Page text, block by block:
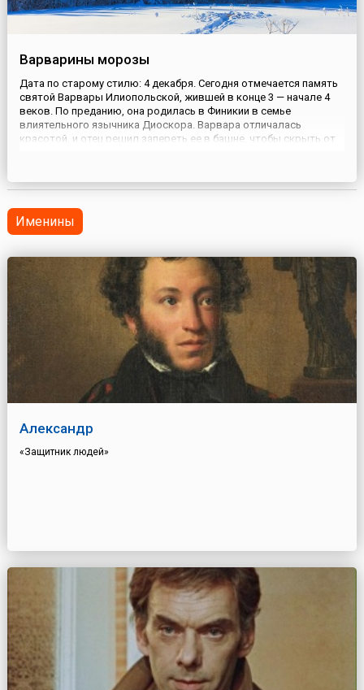
Варварины морозы
Дата по старому стилю: 4 декабря. Сегодня отмечается память
святой Варвары Илиопольской, жившей в конце 3 — начале 4
веков. По преданию, она родилась в Финикии в семье
влиятельного язычника Диоскора. Варвара отличалась
красотой, и отец решил запереть ее в башне, чтобы скрыть от
размышлениям. В ...
Именины
Александр
«Защитник людей»